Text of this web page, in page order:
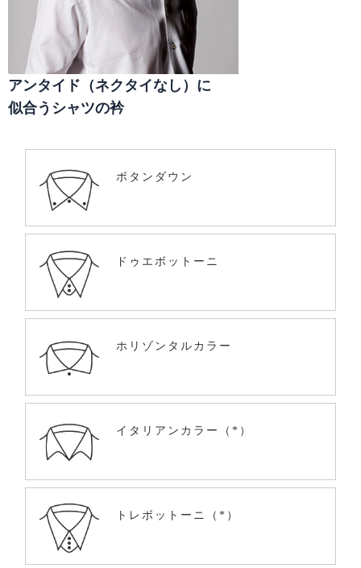
アンタイド（ネクタイなし）に
似合うシャツの衿
ボタンダウン
ドゥエボットーニ
ホリゾンタルカラー
イタリアンカラー（*）
トレボットーニ（*）